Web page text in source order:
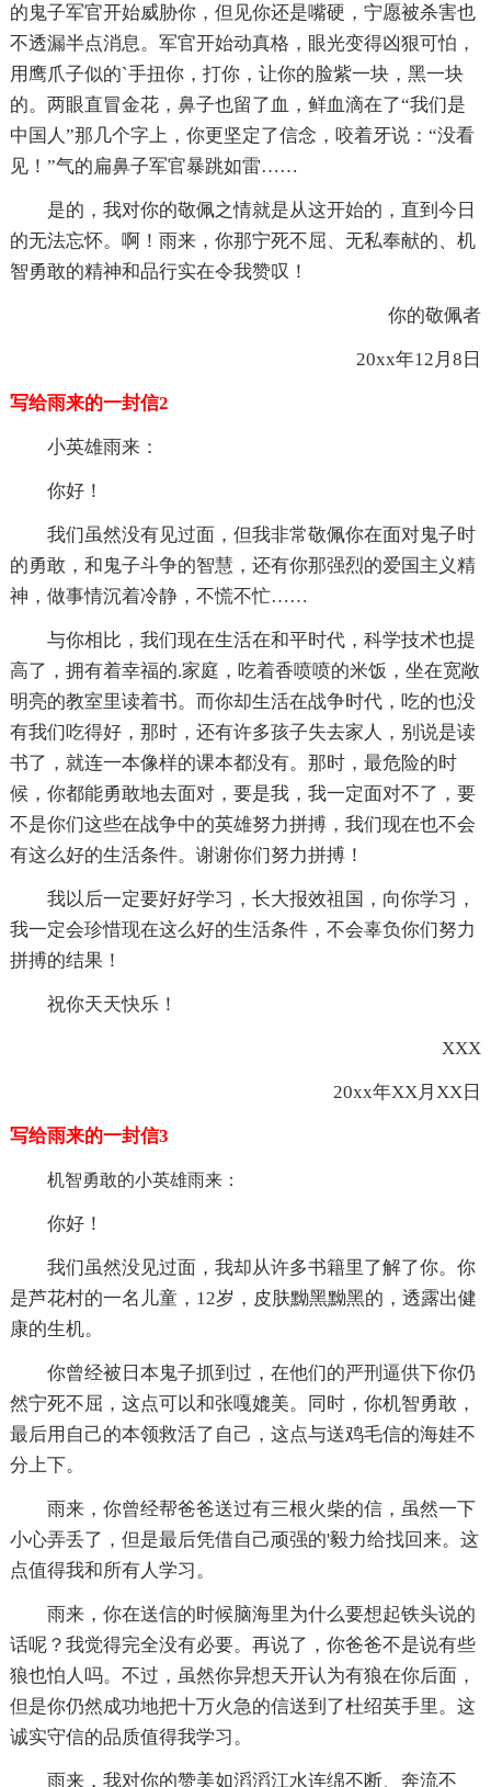
的鬼子军官开始威胁你，但见你还是嘴硬，宁愿被杀害也
不透漏半点消息。军官开始动真格，眼光变得凶狠可怕，
用鹰爪子似的`手扭你，打你，让你的脸紫一块，黑一块
的。两眼直冒金花，鼻子也留了血，鲜血滴在了“我们是
中国人”那几个字上，你更坚定了信念，咬着牙说：“没看
见！”气的扁鼻子军官暴跳如雷……
是的，我对你的敬佩之情就是从这开始的，直到今日
的无法忘怀。啊！雨来，你那宁死不屈、无私奉献的、机
智勇敢的精神和品行实在令我赞叹！
你的敬佩者
20xx年12月8日
写给雨来的一封信2
小英雄雨来：
你好！
我们虽然没有见过面，但我非常敬佩你在面对鬼子时
的勇敢，和鬼子斗争的智慧，还有你那强烈的爱国主义精
神，做事情沉着冷静，不慌不忙……
与你相比，我们现在生活在和平时代，科学技术也提
高了，拥有着幸福的.家庭，吃着香喷喷的米饭，坐在宽敞
明亮的教室里读着书。而你却生活在战争时代，吃的也没
有我们吃得好，那时，还有许多孩子失去家人，别说是读
书了，就连一本像样的课本都没有。那时，最危险的时
候，你都能勇敢地去面对，要是我，我一定面对不了，要
不是你们这些在战争中的英雄努力拼搏，我们现在也不会
有这么好的生活条件。谢谢你们努力拼搏！
我以后一定要好好学习，长大报效祖国，向你学习，
我一定会珍惜现在这么好的生活条件，不会辜负你们努力
拼搏的结果！
祝你天天快乐！
XXX
20xx年XX月XX日
写给雨来的一封信3
机智勇敢的小英雄雨来：
你好！
我们虽然没见过面，我却从许多书籍里了解了你。你
是芦花村的一名儿童，12岁，皮肤黝黑黝黑的，透露出健
康的生机。
你曾经被日本鬼子抓到过，在他们的严刑逼供下你仍
然宁死不屈，这点可以和张嘎媲美。同时，你机智勇敢，
最后用自己的本领救活了自己，这点与送鸡毛信的海娃不
分上下。
雨来，你曾经帮爸爸送过有三根火柴的信，虽然一下
小心弄丢了，但是最后凭借自己顽强的'毅力给找回来。这
点值得我和所有人学习。
雨来，你在送信的时候脑海里为什么要想起铁头说的
话呢？我觉得完全没有必要。再说了，你爸爸不是说有些
狼也怕人吗。不过，虽然你异想天开认为有狼在你后面，
但是你仍然成功地把十万火急的信送到了杜绍英手里。这
诚实守信的品质值得我学习。
雨来，我对你的赞美如滔滔江水连绵不断、奔流不